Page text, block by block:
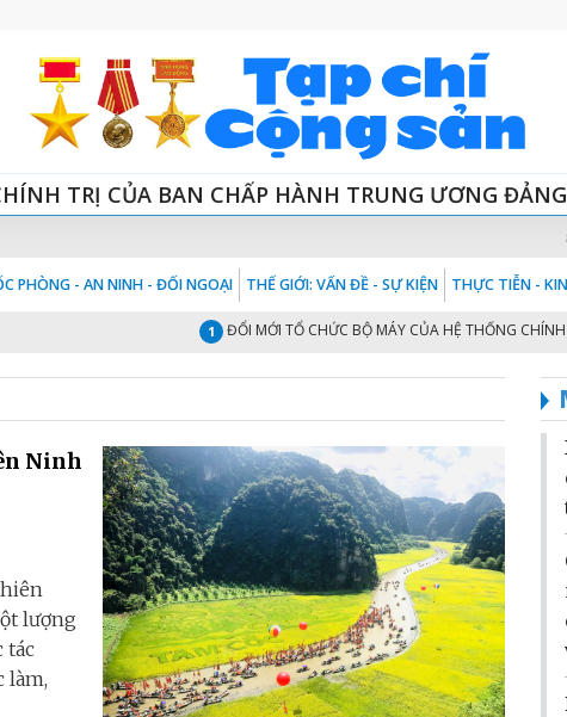
TRỊ CỦA BAN CHẤP HÀNH TRUNG ƯƠNG
PHÒNG - AN NINH - ĐỐI NGOẠI THẾ GIỚI: VẤN ĐỀ - SỰ KIỆN THỰC TIỄN -
ĐỔI MỚI TỔ CHỨC BỘ MÁY CỦA HỆ THỐNG CHÍNH
lượng
tác
làm,